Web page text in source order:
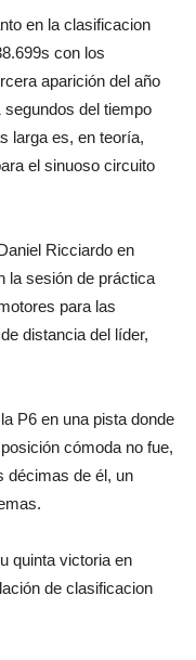
en la clasificacion
con los
aparición del año
del tiempo
larga es, en teoría,
el sinuoso circuito
Ricciardo en
la sesión de práctica
para las
distancia del líder,
P6 en una pista donde
cómoda no fue,
décimas de él, un
quinta victoria en
de clasificacion